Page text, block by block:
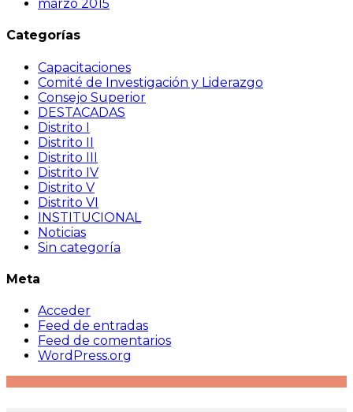
marzo 2015
Categorías
Capacitaciones
Comité de Investigación y Liderazgo
Consejo Superior
DESTACADAS
Distrito I
Distrito II
Distrito III
Distrito IV
Distrito V
Distrito VI
INSTITUCIONAL
Noticias
Sin categoría
Meta
Acceder
Feed de entradas
Feed de comentarios
WordPress.org